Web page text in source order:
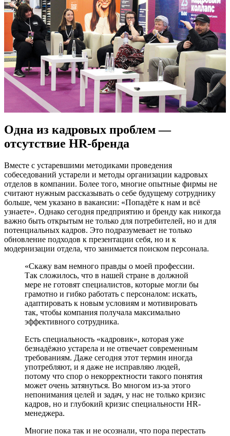
Одна из кадровых проблем —
отсутствие HR-бренда
Вместе с устаревшими методиками проведения
собеседований устарели и методы организации кадровых
отделов в компании. Более того, многие опытные фирмы не
считают нужным рассказывать о себе будущему сотруднику
больше, чем указано в вакансии: «Попадёте к нам и всё
узнаете». Однако сегодня предприятию и бренду как никогда
важно быть открытым не только для потребителей, но и для
потенциальных кадров. Это подразумевает не только
обновление подходов к презентации себя, но и к
модернизации отдела, что занимается поиском персонала.
«Скажу вам немного правды о моей профессии.
Так сложилось, что в нашей стране в должной
мере не готовят специалистов, которые могли бы
грамотно и гибко работать с персоналом: искать,
адаптировать к новым условиям и мотивировать
так, чтобы компания получала максимально
эффективного сотрудника.
Есть специальность «кадровик», которая уже
безнадёжно устарела и не отвечает современным
требованиям. Даже сегодня этот термин иногда
употребляют, и я даже не исправляю людей,
потому что спор о некорректности такого понятия
может очень затянуться. Во многом из-за этого
непонимания целей и задач, у нас не только кризис
кадров, но и глубокий кризис специальности HR-
менеджера.
Многие пока так и не осознали, что пора перестать